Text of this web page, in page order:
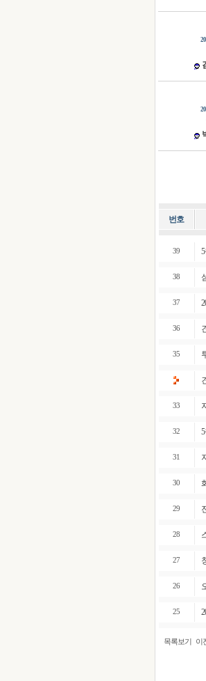
번호
39
38
37
36
35
33
32
31
30
29
28
27
26
25
목록보기 이